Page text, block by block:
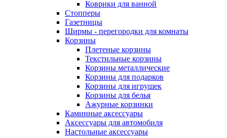
Коврики для ванной
Стопперы
Газетницы
Ширмы - перегородки для комнаты
Корзины
Плетеные корзины
Текстильные корзины
Корзины металлические
Корзины для подарков
Корзины для игрушек
Корзины для белья
Ажурные корзинки
Каминные аксессуары
Аксессуары для автомобиля
Настольные аксессуары